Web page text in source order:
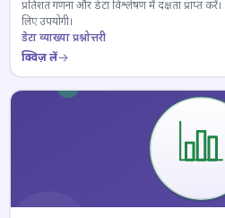
प्रतिशत गणना और डेटा विश्लेषण में दक्षता प्राप्त
लिए उपयोगी।
डेटा व्याख्या प्रश्नोत्तरी
क्विज़ लें